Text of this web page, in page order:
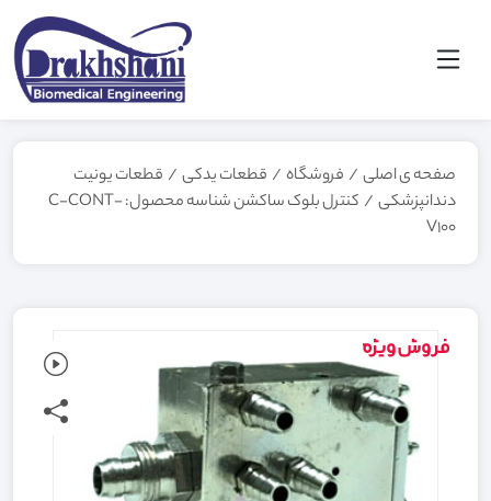
صفحه ی اصلی / فروشگاه / قطعات یدکی / قطعات یونیت
دندانپزشکی /
کنترل بلوک ساکشن شناسه محصول: C-CONT-
V100